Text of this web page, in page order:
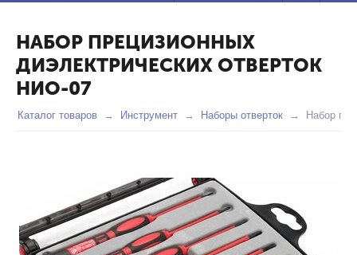
НАБОР ПРЕЦИЗИОННЫХ
ДИЭЛЕКТРИЧЕСКИХ ОТВЕРТОК
НИО-07
Каталог товаров Инструмент Наборы отверток Набор